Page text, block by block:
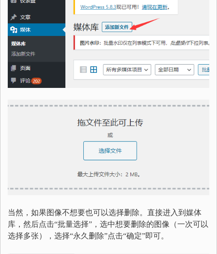
当然，如果图像不想要也可以选择删除。直接进入到媒体
库，然后点击“批量选择”，选中想要删除的图像（一次可以
选择多张），选择“永久删除”点击“确定”即可。